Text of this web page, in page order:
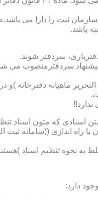
باشد.
سردفتر شوند.
پیشنهاد سردفترمنصوب
اسنادی که متون اسناد
۱۳۹۵ و سال های پس از آن با راه
به نحوه تنظیم اسناد
دارد: